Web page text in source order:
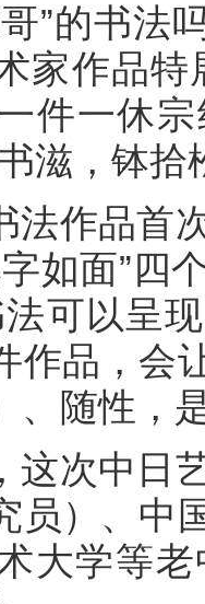
”的书
家作品
件一休
滋，钵拾
法作品首
如面”四
可以呈
作品，会
、随性，
这次中日
员）、中
大学等